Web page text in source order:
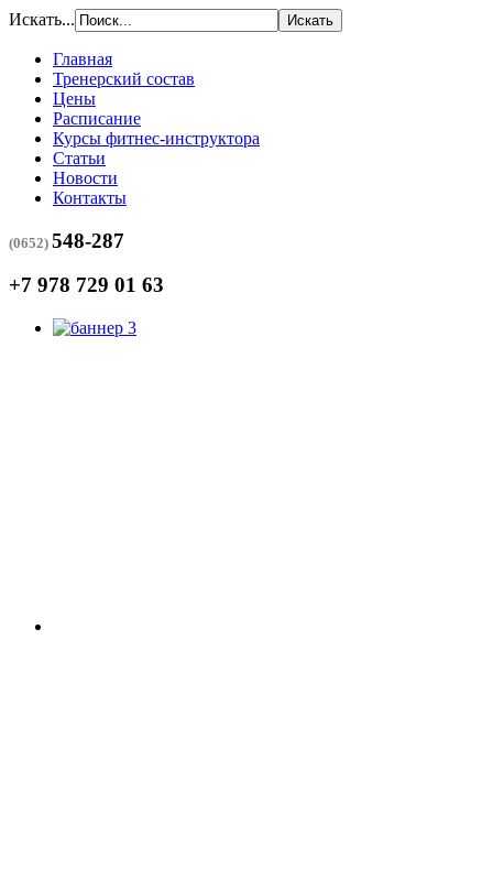
Искать...
Главная
Тренерский состав
Цены
Расписание
Курсы фитнес-инструктора
Статьи
Новости
Контакты
(0652) 548-287
+7 978 729 01 63